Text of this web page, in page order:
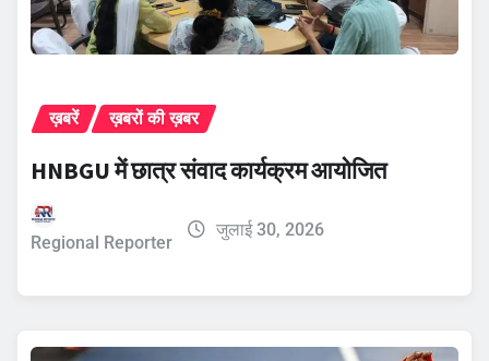
ख़बरें ख़बरों की ख़बर
HNBGU में छात्र संवाद कार्यक्रम आयोजित
Regional Reporter
जुलाई 30, 2026